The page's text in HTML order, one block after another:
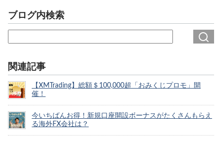
ブログ内検索
関連記事
【XMTrading】総額＄100,000超「おみくじプロモ」開
催！
今いちばんお得！新規口座開設ボーナスがたくさんもらえ
る海外FX会社は？